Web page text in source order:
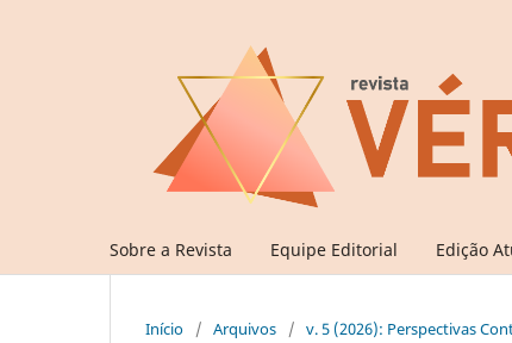
Sobre a Revista Equipe Editorial Edição
Início / Arquivos / v. 5 (2026): Perspectivas